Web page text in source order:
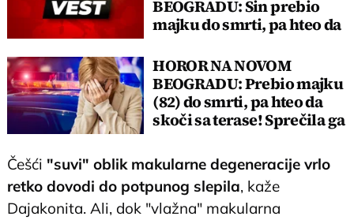
BEOGRADU: Sin prebio
majku do smrti, pa hteo da
HOROR NA NOVOM
BEOGRADU: Prebio majku
(82) do smrti, pa hteo da
skoči sa terase! Sprečila ga
Češći "suvi" oblik makularne degeneracije vrlo
retko dovodi do potpunog slepila, kaže
Dajakonita. Ali, dok "vlažna" makularna